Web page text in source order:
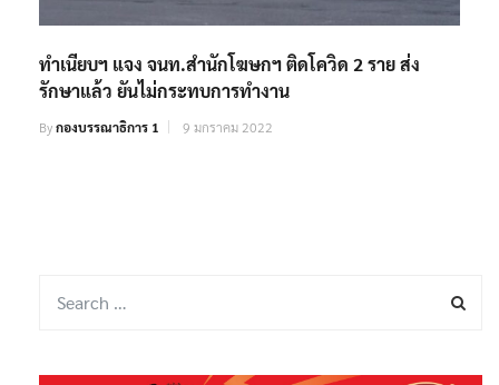
ทำเนียบฯ แจง จนท.สำนักโฆษกฯ ติดโควิด 2 ราย ส่ง
รักษาแล้ว ยันไม่กระทบการทำงาน
Byกองบรรณาธิการ 1 9 มกราคม 2022